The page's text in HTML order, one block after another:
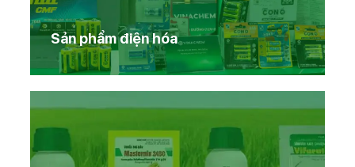
Sản phẩm điện hóa